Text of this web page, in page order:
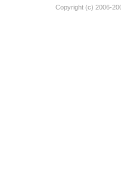
Copyright (c) 2006-